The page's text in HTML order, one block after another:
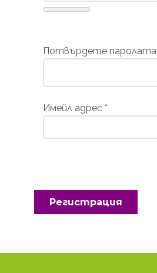
Потвърдете паролата
Имейл адрес *
Регистрация